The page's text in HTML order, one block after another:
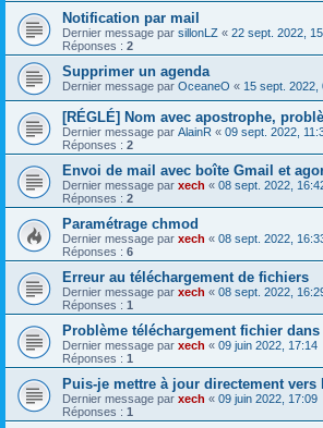
Notification par mail
Dernier message par sillonLZ « 22 sept. 2022,
Réponses : 2
Supprimer un agenda
Dernier message par OceaneO « 15 sept. 2022,
[RÉGLÉ] Nom avec apostrophe,
Dernier message par AlainR « 09 sept. 2022,
Réponses : 2
Envoi de mail avec boîte Gmail et
Dernier message par xech « 08 sept. 2022,
Réponses : 2
Paramétrage chmod
Dernier message par xech « 08 sept. 2022,
Réponses : 6
Erreur au téléchargement de fichiers
Dernier message par xech « 08 sept. 2022,
Réponses : 1
Problème téléchargement fichier
Dernier message par xech « 09 juin 2022, 17:14
Réponses : 1
Puis-je mettre à jour directement vers
Dernier message par xech « 09 juin 2022, 17:09
Réponses : 1